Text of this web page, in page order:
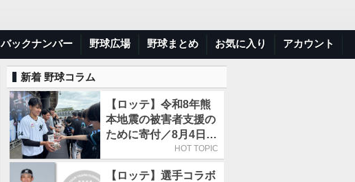
バックナンバー 野球広場 野球まとめ お気に入り アカウント
新着 野球コラム
【ロッテ】令和8年熊
本地震の被害者支援の
ために寄付／8月4日に
は選手たちが募金箱を
HOT TOPIC
【ロッテ】選手コラボ